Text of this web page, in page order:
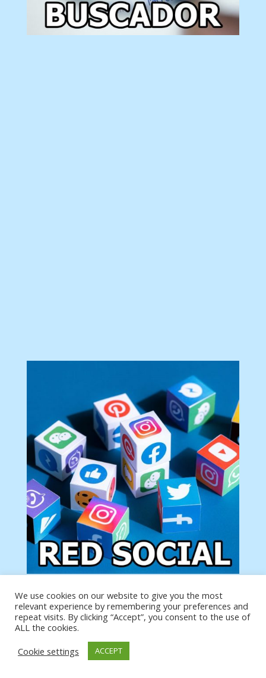
Tu anuncio va aquí
Podemos poner tu anuncio aquí con un link de tu
producto o página
We use cookies on our website to give you the most
relevant experience by remembering your preferences and
repeat visits. By clicking “Accept”, you consent to the use of
ALL the cookies.
Cookie settings
ACCEPT
https://analytics.google.com/analytics/web/?